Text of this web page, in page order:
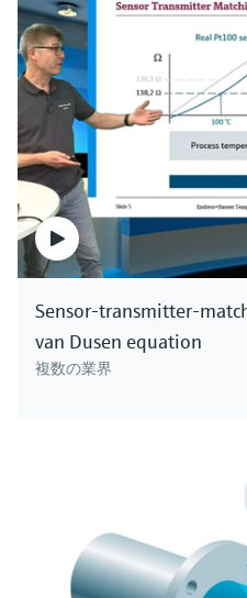
Sensor-transmitter-
van Dusen equation
複数の業界